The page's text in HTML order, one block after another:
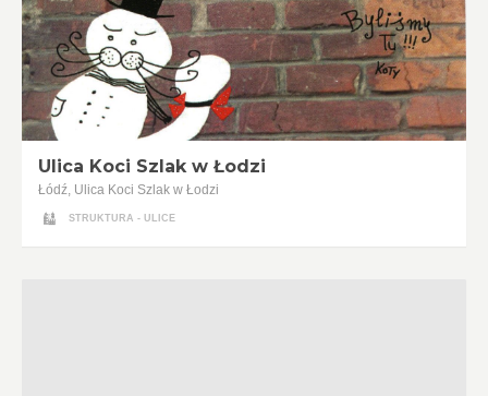
Ulica Koci Szlak w Łodzi
Łódź, Ulica Koci Szlak w Łodzi
STRUKTURA - ULICE